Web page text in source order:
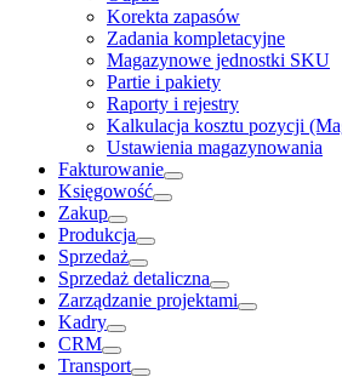
Korekta zapasów
Zadania kompletacyjne
Magazynowe jednostki SKU
Partie i pakiety
Raporty i rejestry
Kalkulacja kosztu pozycji
Ustawienia magazynowania
Fakturowanie
Księgowość
Zakup
Produkcja
Sprzedaż
Sprzedaż detaliczna
Zarządzanie projektami
Kadry
CRM
Transport